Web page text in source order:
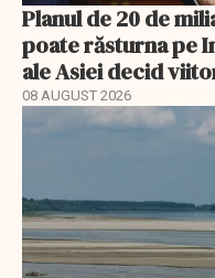
Planul de 20 de
poate răsturna pe
ale Asiei decid
08 AUGUST 2026